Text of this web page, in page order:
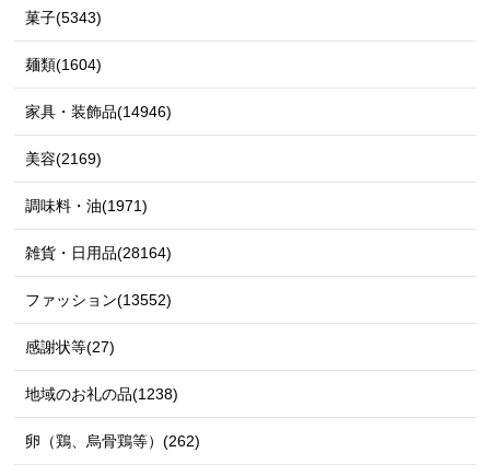
菓子(5343)
麺類(1604)
家具・装飾品(14946)
美容(2169)
調味料・油(1971)
雑貨・日用品(28164)
ファッション(13552)
感謝状等(27)
地域のお礼の品(1238)
卵（鶏、烏骨鶏等）(262)